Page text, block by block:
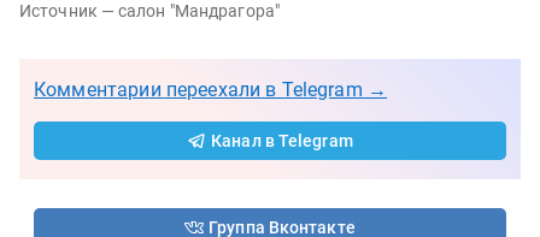
Источник — салон "Мандрагора"
Комментарии переехали в Telegram →
Канал в Telegram
Группа Вконтакте